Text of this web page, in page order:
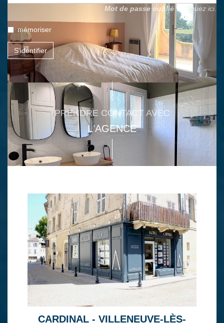
Mot de passe oublié ? Cliquez ici.
mémoriser
S'identifier
PRENDRE CONTACT AVEC
L'AGENCE
CARDINAL - VILLENEUVE-LÈS-